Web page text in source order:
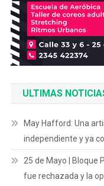
ULTIMAS
May Hafford: Una
independiente y ya
25 de Mayo | Bloque
fue rechazada y la